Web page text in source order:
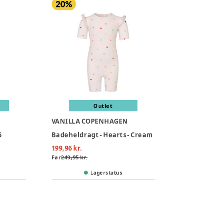
Outlet
VANILLA COPENHAGEN
Badeheldragt - Hearts - Cream
199,96 kr.
Før249,95 kr.
Lagerstatus